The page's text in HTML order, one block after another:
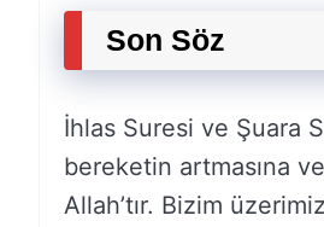
Son Söz
İhlas Suresi ve Şuara
bereketin artmasına
Allah’tır. Bizim